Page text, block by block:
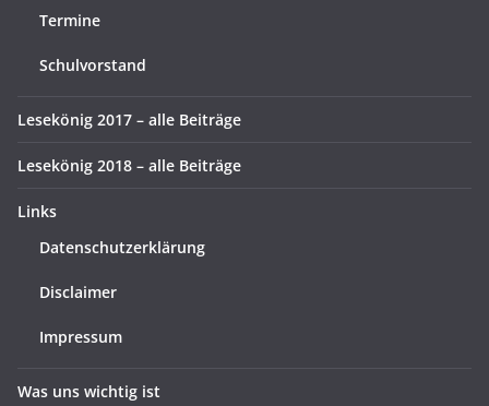
Termine
Schulvorstand
Lesekönig 2017 – alle Beiträge
Lesekönig 2018 – alle Beiträge
Links
Datenschutzerklärung
Disclaimer
Impressum
Was uns wichtig ist